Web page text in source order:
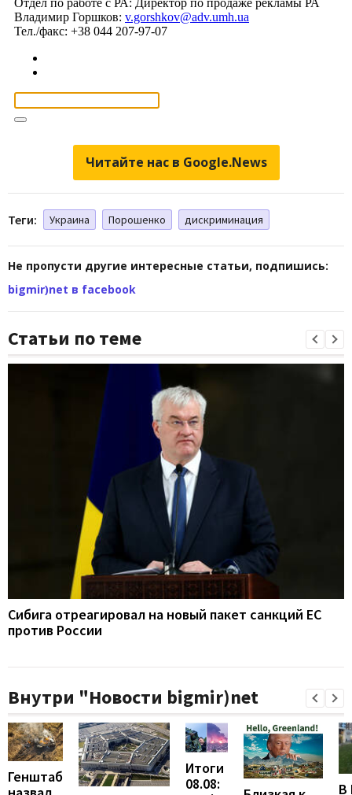
Читайте нас в Google.News
Теги: Украина Порошенко дискриминация
Не пропусти другие интересные статьи, подпишись:
bigmir)net в facebook
Статьи по теме
Сибига отреагировал на новый пакет санкций ЕС
против России
Внутри "Новости bigmir)net
Генштаб
Итоги
08.08:
В